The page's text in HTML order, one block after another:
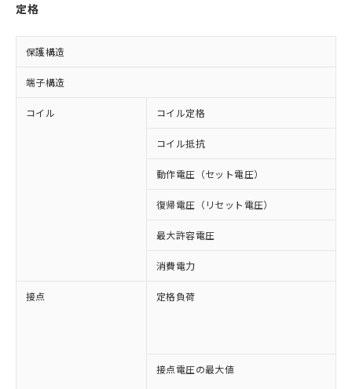
定格
保護構造
端子構造
コイル コイル定格
コイル抵抗
動作電圧（セット電圧）
復帰電圧（リセット電圧）
最大許容電圧
消費電力
接点 定格負荷
接点電圧の最大値